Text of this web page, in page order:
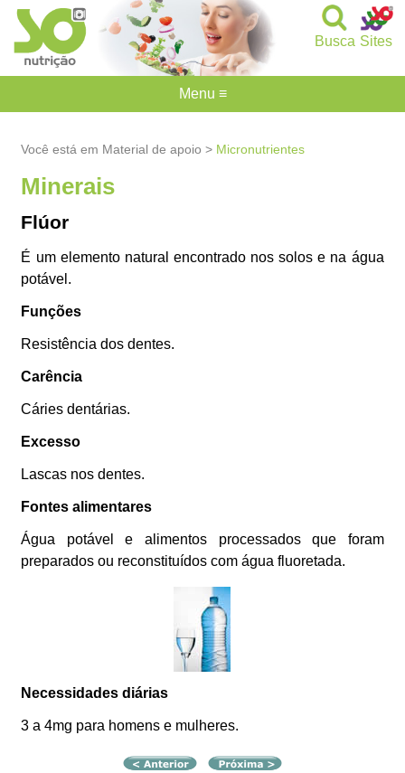
Sites
Busca
Você está em Material de apoio > Micronutrientes
Minerais
Flúor
É um elemento natural encontrado nos solos e na água
potável.
Funções
Resistência dos dentes.
Carência
Cáries dentárias.
Excesso
Lascas nos dentes.
Fontes alimentares
Água potável e alimentos processados que foram
preparados ou reconstituídos com água fluoretada.
Necessidades diárias
3 a 4mg para homens e mulheres.